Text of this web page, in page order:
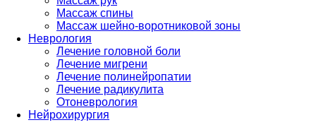
Массаж спины
Массаж шейно-воротниковой зоны
Неврология
Лечение головной боли
Лечение мигрени
Лечение полинейропатии
Лечение радикулита
Отоневрология
Нейрохирургия